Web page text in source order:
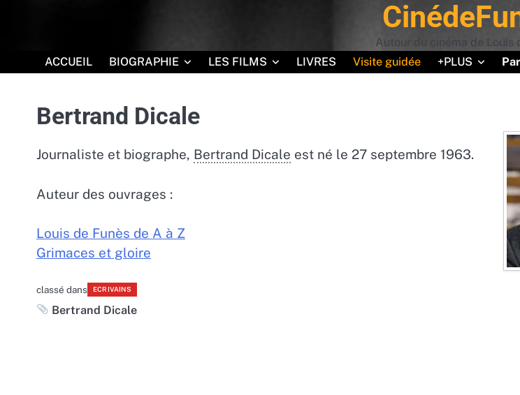
Autour du cinéma de Louis
ACCUEIL
BIOGRAPHIE LES FILMS LIVRES Visite guidée +PLUS
Bertrand Dicale
Journaliste et biographe, Bertrand Dicale est né le 27 septembre 1963.
Auteur des ouvrages :
Louis de Funès de A à Z
Grimaces et gloire
classé dans ECRIVAINS
Bertrand Dicale
avec le code "